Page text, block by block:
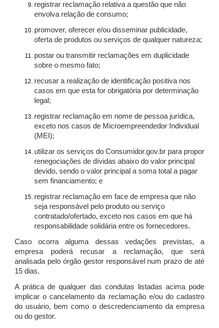
registrar reclamação relativa a questão que não
envolva relação de consumo;
promover, oferecer e/ou disseminar publicidade,
oferta de produtos ou serviços de qualquer natureza;
postar ou transmitir reclamações em duplicidade
sobre o mesmo fato;
recusar a realização de identificação positiva nos
casos em que esta for obrigatória por determinação
legal;
registrar reclamação em nome de pessoa jurídica,
exceto nos casos de Microempreendedor Individual
(MEI);
utilizar os serviços do Consumidor.gov.br para propor
renegociações de dívidas abaixo do valor principal
devido, sendo o valor principal a soma total a pagar
sem financiamento; e
registrar reclamação em face de empresa que não
seja responsável pelo produto ou serviço
contratado/ofertado, exceto nos casos em que há
responsabilidade solidária entre os fornecedores.
Caso ocorra alguma dessas vedações previstas, a
empresa poderá recusar a reclamação, que será
analisada pelo órgão gestor responsável num prazo de até
15 dias.
A prática de qualquer das condutas listadas acima pode
implicar o cancelamento da reclamação e/ou do cadastro
do usuário, bem como o descredenciamento da empresa
ou do gestor.